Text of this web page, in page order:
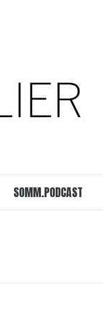
SOMM.PODCAST